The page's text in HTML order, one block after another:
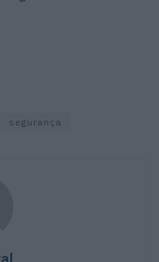
segurança